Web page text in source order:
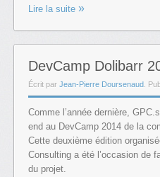
Lire la suite
DevCamp Dolibarr
Écrit par Jean-Pierre Doursenaud .
Comme l’année dernière,
end au DevCamp 2014 de la
Cette deuxième édition
Consulting a été l’occasion de
du projet.